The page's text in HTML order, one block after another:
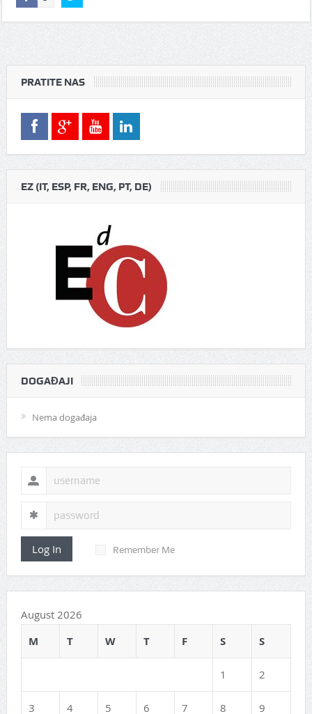
PRATITE NAS
EZ (IT, ESP, FR, ENG, PT, DE)
DOGAĐAJI
Nema događaja
Log In Remember Me
August 2026
M T W T F S S
1 2
3 4 5 6 7 8 9